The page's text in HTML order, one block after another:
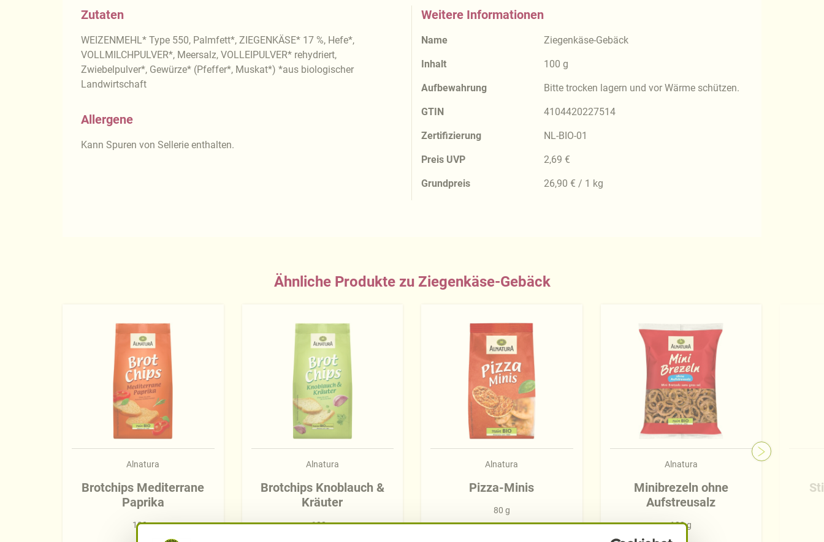
Zutaten
WEIZENMEHL* Type 550, Palmfett*, ZIEGENKÄSE* 17 %, Hefe*,
VOLLMILCHPULVER*, Meersalz, VOLLEIPULVER* rehydriert,
Zwiebelpulver*, Gewürze* (Pfeffer*, Muskat*) *aus biologischer
Landwirtschaft
Allergene
Kann Spuren von Sellerie enthalten.
Weitere Informationen
Name Ziegenkäse-Gebäck
Inhalt 100 g
Aufbewahrung Bitte trocken lagern und vor Wärme schützen.
GTIN 4104420227514
Zertifizierung NL-BIO-01
Preis UVP 2,69 €
Grundpreis 26,90 € / 1 kg
Ähnliche Produkte zu Ziegenkäse-Gebäck
Alnatura
Brotchips Mediterrane
Paprika
100 g
Alnatura
Brotchips Knoblauch &
Kräuter
100 g
Alnatura
Pizza-Minis
80 g
Alnatura
Minibrezeln ohne
Aufstreusalz
100 g